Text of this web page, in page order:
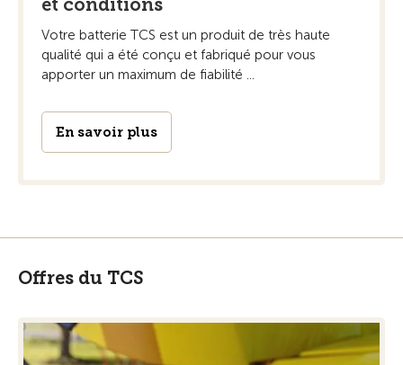
et conditions
Votre batterie TCS est un produit de très haute
qualité qui a été conçu et fabriqué pour vous
apporter un maximum de fiabilité ...
En savoir plus
Offres du TCS